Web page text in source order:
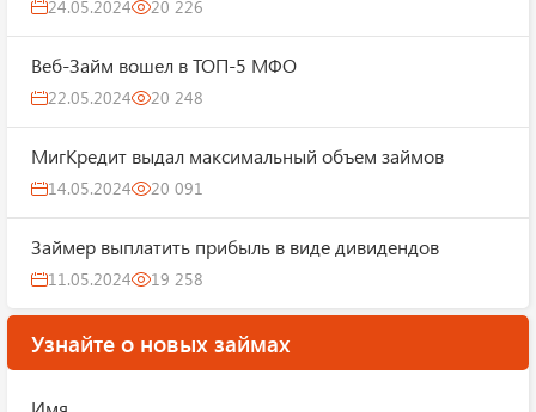
24.05.2024 20 226
Веб-Займ вошел в ТОП-5 МФО
22.05.2024 20 248
МигКредит выдал максимальный объем займов
14.05.2024 20 091
Займер выплатить прибыль в виде дивидендов
11.05.2024 19 258
Узнайте о новых займах